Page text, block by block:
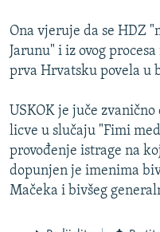
Ona vjeruje da se HDZ
Jarunu" i iz ovog
prva Hrvatsku povela u
USKOK je juče
licve u slučaju "Fimi
provođenje istrage na
dopunjen je imenima
Mačeka i bivšeg